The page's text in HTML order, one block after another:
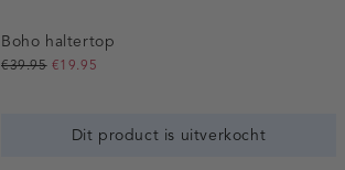
Boho haltertop
€39.95 €19.95
Dit product is uitverkocht